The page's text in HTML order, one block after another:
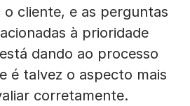
o cliente, e as perguntas
à prioridade
dando ao processo
é talvez o aspecto mais
corretamente.